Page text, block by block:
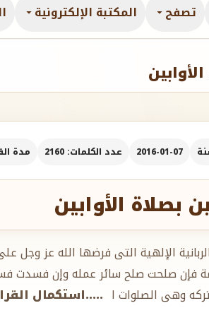
تصفح المكتبة الإلكترونية
2016-01-07 عدد الكلمات: 2160 مدة
بصلاة الأوابين
الإلهية التى فرضها الله عز وجل
فإن صلحت صلح سائر عمله وإن فسدت
وهى الصلوات ا .....استكمال